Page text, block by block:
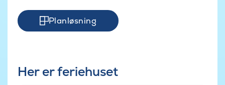
Planløsning
Her er feriehuset